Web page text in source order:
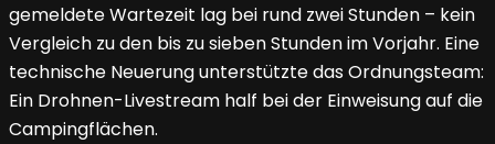
gemeldete Wartezeit lag bei rund zwei Stunden – kein
Vergleich zu den bis zu sieben Stunden im Vorjahr. Eine
technische Neuerung unterstützte das Ordnungsteam:
Ein Drohnen-Livestream half bei der Einweisung auf die
Campingflächen.